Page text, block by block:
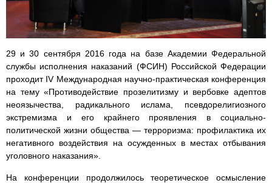
29 и 30 сентября 2016 года на базе Академии Федеральной
службы исполнения наказаний (ФСИН) Российской Федерации
проходит IV Международная научно-практическая конференция
на тему «Противодействие прозелитизму и вербовке адептов
неоязычества, радикального ислама, псевдорелигиозного
экстремизма и его крайнего проявления в социально-
политической жизни общества — терроризма: профилактика их
негативного воздействия на осужденных в местах отбывания
уголовного наказания».
На конференции продолжилось теоретическое осмысление